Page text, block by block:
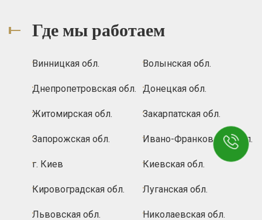
Где мы работаем
Винницкая обл. Волынская обл.
Днепропетровская обл. Донецкая обл.
Житомирская обл. Закарпатская обл.
Запорожская обл. Ивано-Франковская обл.
г. Киев Киевская обл.
Кировоградская обл. Луганская обл.
Львовская обл. Николаевская обл.